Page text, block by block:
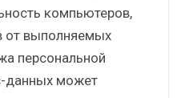
компьютеров,
от выполняемых
персональной
данных может